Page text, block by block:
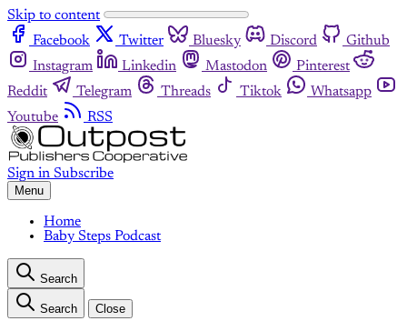
Skip to content
Facebook
Twitter Bluesky Discord
Github
Instagram
Linkedin Mastodon
Pinterest
Reddit
Telegram Threads Tiktok
Whatsapp
Youtube
RSS
Sign in Subscribe
Menu
Home
Baby Steps Podcast
Search
Search Close